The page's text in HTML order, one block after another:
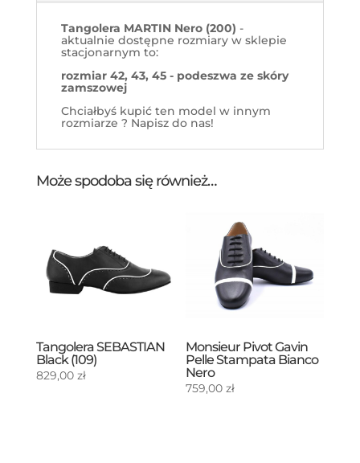
Tangolera MARTIN Nero (200) -
aktualnie dostępne rozmiary w sklepie
stacjonarnym to:
rozmiar 42, 43, 45 - podeszwa ze skóry
zamszowej
Chciałbyś kupić ten model w innym
rozmiarze ? Napisz do nas!
Może spodoba się również…
Tangolera SEBASTIAN
Black (109)
829,00 zł
Monsieur Pivot Gavin
Pelle Stampata Bianco
Nero
759,00zł